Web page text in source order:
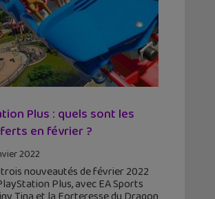
Plus : quels sont les
en février ?
2022
nouveautés de février 2022
Plus, avec EA Sports